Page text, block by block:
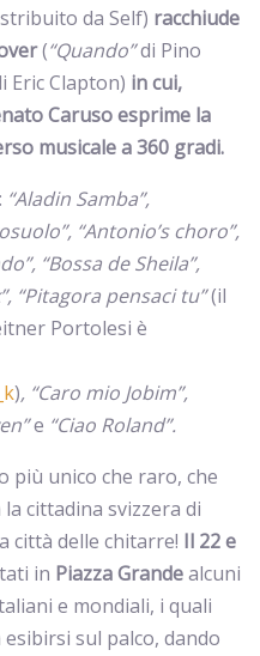
da Self) racchiude
(“Quando”di Pino
Eric Clapton) in cui,
Caruso esprime la
musicale a 360 gradi.
: “Aladin Samba”,
“Antonio’s choro”,
“Bossa de Sheila”,
“Pitagora pensaci tu”(il
Portolesi è
), “Caro mio Jobim”,
e “Ciao Roland”.
più unico che raro, che
cittadina svizzera di
città delle chitarre! Il 22 e
in Piazza Grandealcuni
e mondiali, i quali
sul palco, dando